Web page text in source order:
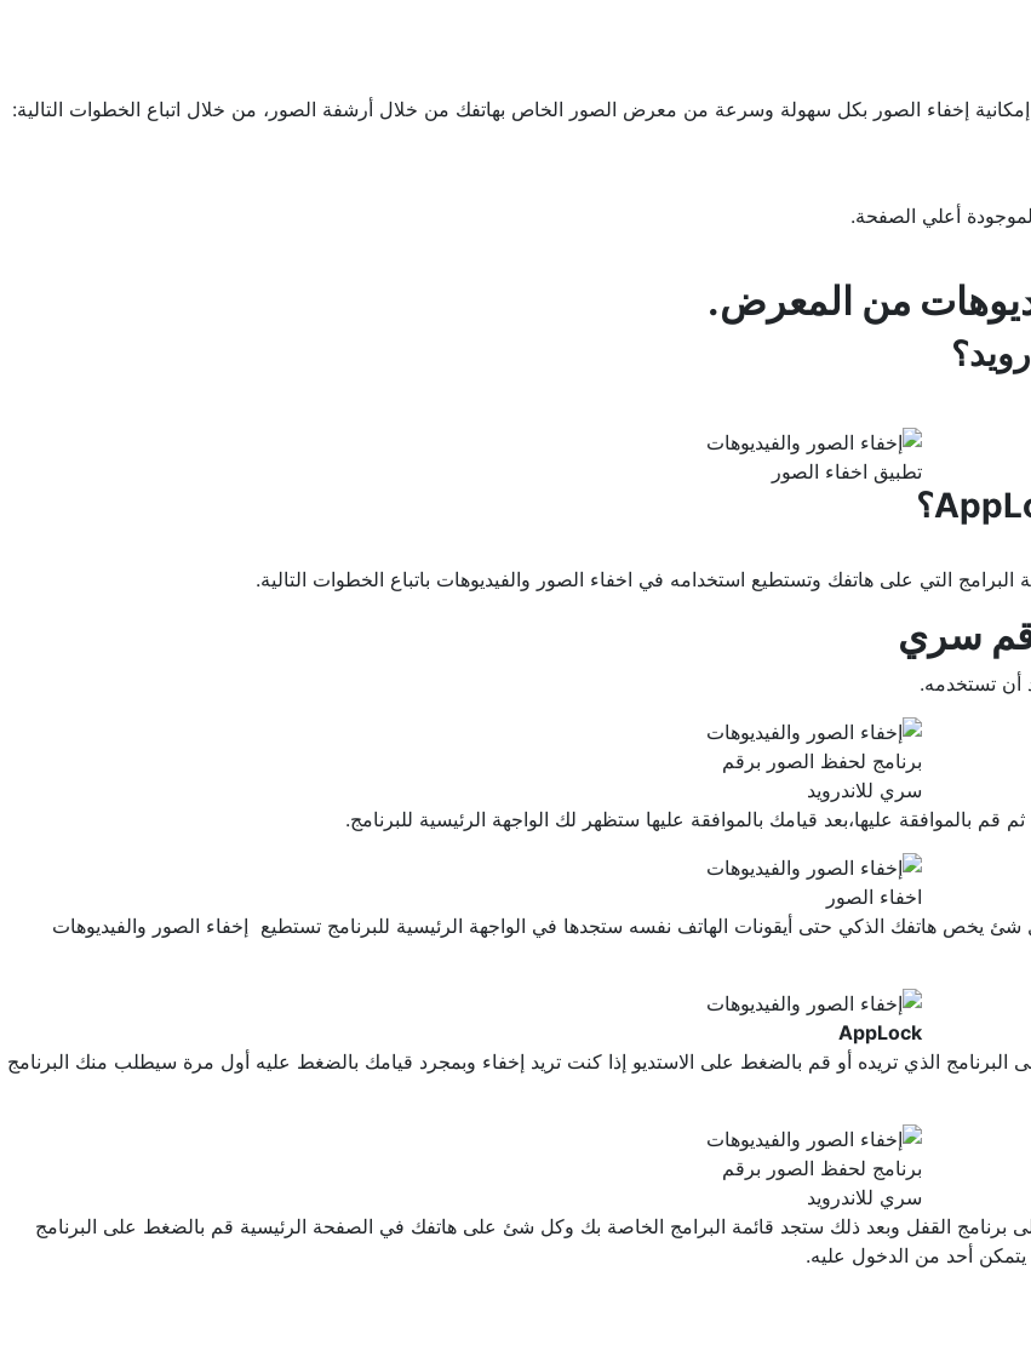
إخفاء الصور بكل سهولة وسرعة من معرض الصور الخاص بهاتفك من خلال أرشفة الصور، من خلال اتباع الخطوات التالية:
أعلي الصفحة.
تطبيق اخفاء الصور
التي على هاتفك وتستطيع استخدامه في اخفاء الصور والفيديوهات باتباع الخطوات التالية.
سري
أن تستخدمه.
برنامج لحفظ الصور برقم
سري للاندرويد
بالموافقة عليها،بعد قيامك بالموافقة عليها ستظهر لك الواجهة الرئيسية للبرنامج.
اخفاء الصور
شئ يخص هاتفك الذكي حتى أيقونات الهاتف نفسه ستجدها في الواجهة الرئيسية للبرنامج تستطيع إخفاء الصور والفيديوهات
AppLock
الذي تريده أو قم بالضغط على الاستديو إذا كنت تريد إخفاء وبمجرد قيامك بالضغط عليه أول مرة سيطلب منك البرنامج
برنامج لحفظ الصور برقم
سري للاندرويد
القفل وبعد ذلك ستجد قائمة البرامج الخاصة بك وكل شئ على هاتفك في الصفحة الرئيسية قم بالضغط على البرنامج
يتمكن أحد من الدخول عليه.